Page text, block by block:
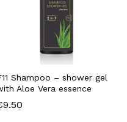
Shampoo – shower gel
Aloe Vera essence
9.50